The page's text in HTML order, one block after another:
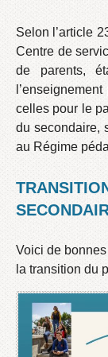
Selon l’article
Centre de
de parents,
celles pour le
du secondaire,
au Régime
Voici de
la transition du